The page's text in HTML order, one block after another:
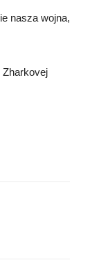
nasza wojna,